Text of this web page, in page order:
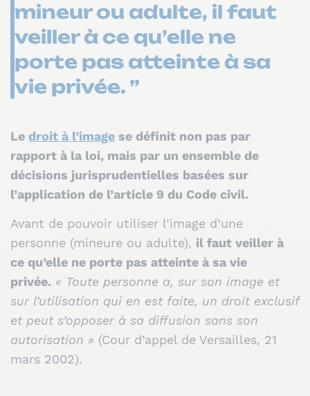
mineur ou adulte, il faut
veiller à ce qu’elle ne
porte pas atteinte à sa
vie privée. ”
Le droit à l’image se définit non pas par
rapport à la loi, mais par un ensemble de
décisions jurisprudentielles basées sur
l’application de l’article 9 du Code civil.
Avant de pouvoir utiliser l’image d’une
personne (mineure ou adulte), il faut veiller à
ce qu’elle ne porte pas atteinte à sa vie
privée. « Toute personne a, sur son image et
sur l’utilisation qui en est faite, un droit exclusif
et peut s’opposer à sa diffusion sans son
autorisation » (Cour d’appel de Versailles, 21
mars 2002).